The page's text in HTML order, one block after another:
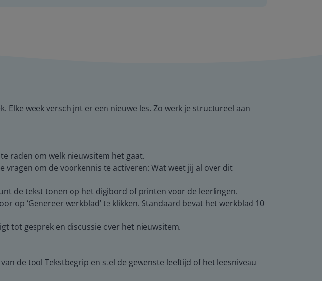
Elke week verschijnt er een nieuwe les. Zo werk je structureel aan
raden om welk nieuwsitem het gaat.
om de voorkennis te activeren: Wat weet jij al over dit
de tekst tonen op het digibord of printen voor de leerlingen.
op ‘Genereer werkblad’ te klikken. Standaard bevat het werkblad 10
tot gesprek en discussie over het nieuwsitem.
de tool Tekstbegrip en stel de gewenste leeftijd of het leesniveau